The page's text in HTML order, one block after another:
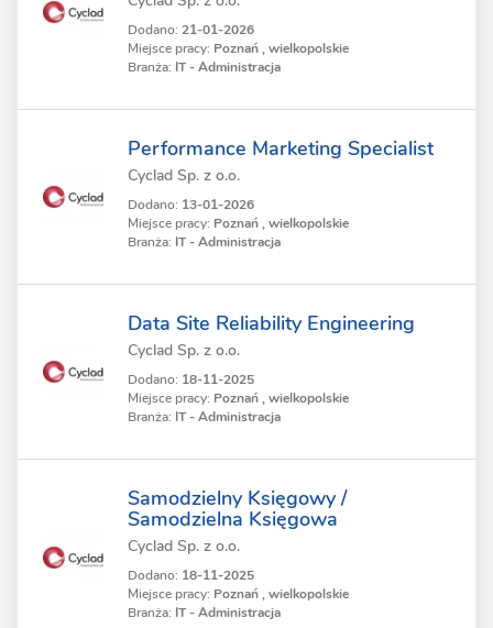
Dodano: 21-01-2026
Miejsce pracy: Poznań , wielkopolskie
Branża: IT - Administracja
Performance Marketing Specialist
Cyclad Sp. z o.o.
Dodano: 13-01-2026
Miejsce pracy: Poznań , wielkopolskie
Branża: IT - Administracja
Data Site Reliability Engineering
Cyclad Sp. z o.o.
Dodano: 18-11-2025
Miejsce pracy: Poznań , wielkopolskie
Branża: IT - Administracja
Samodzielny Księgowy /
Samodzielna Księgowa
Cyclad Sp. z o.o.
Dodano: 18-11-2025
Miejsce pracy: Poznań , wielkopolskie
Branża: IT - Administracja